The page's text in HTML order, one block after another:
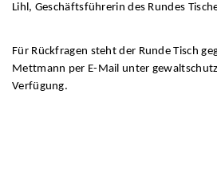
Lihl, Geschäftsführerin des Rundes
Für Rückfragen steht der Runde Tisch
Mettmann per E-Mail unter
Verfügung.